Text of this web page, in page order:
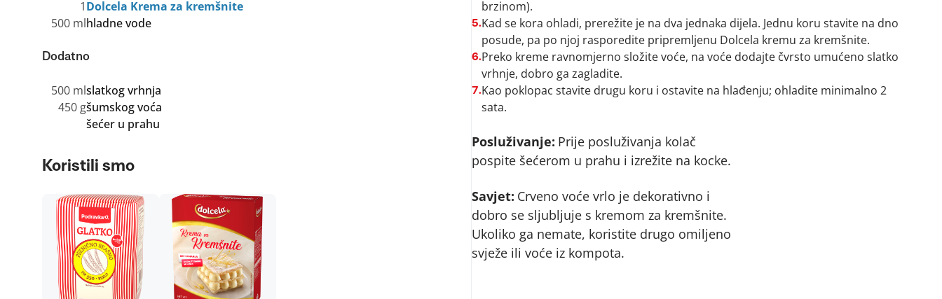
1Dolcela Krema za kremšnite
500 mlhladne vode
Dodatno
500 mlslatkog vrhnja
450 gšumskog voća
šećer u prahu
Koristili smo
brzinom).
5.Kad se kora ohladi, prerežite je na dva jednaka dijela. Jednu koru stavite na dno
posude, pa po njoj rasporedite pripremljenu Dolcela kremu za kremšnite.
6.Preko kreme ravnomjerno složite voće, na voće dodajte čvrsto umućeno slatko
vrhnje, dobro ga zagladite.
7.Kao poklopac stavite drugu koru i ostavite na hlađenju; ohladite minimalno 2
sata.
Posluživanje: Prije posluživanja kolač
pospite šećerom u prahu i izrežite na kocke.
Savjet: Crveno voće vrlo je dekorativno i
dobro se sljubljuje s kremom za kremšnite.
Ukoliko ga nemate, koristite drugo omiljeno
svježe ili voće iz kompota.